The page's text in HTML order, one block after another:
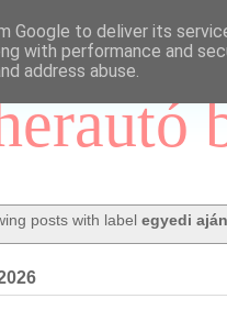
posts with labelegyedi
Google to deliver its
with performance and
address abuse.